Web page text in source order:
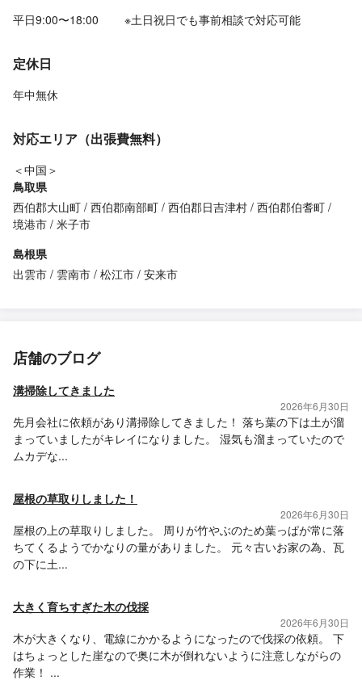
平日9:00〜18:00 ※土日祝日でも事前相談で対応可能
定休日
年中無休
対応エリア（出張費無料）
＜中国＞
鳥取県
西伯郡大山町 西伯郡南部町 西伯郡日吉津村 西伯郡伯耆町
境港市 米子市
島根県
出雲市
雲南市 松江市 安来市
店舗のブログ
溝掃除してきました
2026年6月30日
先月会社に依頼があり溝掃除してきました！ 落ち葉の下は土が溜
まっていましたがキレイになりました。 湿気も溜まっていたので
ムカデな...
屋根の草取りしました！
2026年6月30日
屋根の上の草取りしました。 周りが竹やぶのため葉っぱが常に落
ちてくるようでかなりの量がありました。 元々古いお家の為、瓦
の下に土...
大きく育ちすぎた木の伐採
2026年6月30日
木が大きくなり、電線にかかるようになったので伐採の依頼。 下
はちょっとした崖なので奥に木が倒れないように注意しながらの
作業！ ...